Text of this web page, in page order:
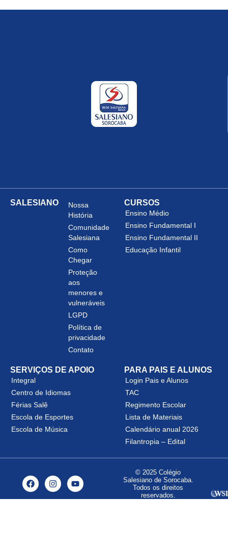
SALESIANO
Nossa
História
Comunidade
Salesiana
Como
Chegar
Proteção
aos
menores e
vulneráveis
LGPD
Política de
privacidade
Contato
CURSOS
Ensino Médio
Ensino Fundamental I
Ensino Fundamental II
Educação Infantil
SERVIÇOS DE APOIO
Integral
Centro de Idiomas
Férias Salê
Escola de Esportes
Escola de Música
PARA PAIS E ALUNOS
Login Pais e Alunos
TAC
Regimento Escolar
Lista de Materiais
Calendário anual 2026
Filantropia – Edital
© 2025 Colégio
Salesiano de Sorocaba.
Todos os direitos
reservados.